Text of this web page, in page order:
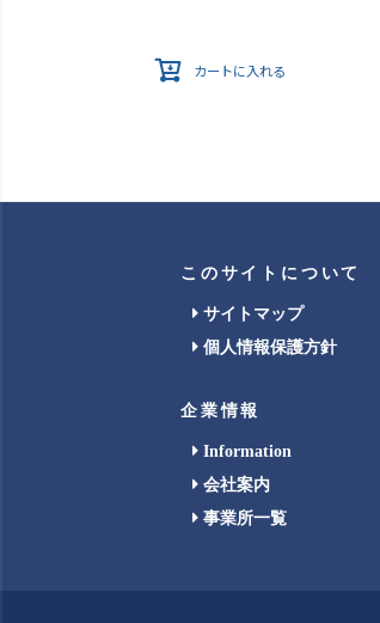
カートに入れる
このサイトについて
サイトマップ
個人情報保護方針
企業情報
Information
会社案内
事業所一覧